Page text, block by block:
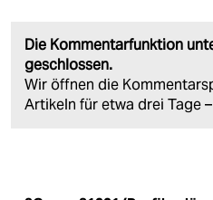
Die Kommentarfunktion
geschlossen.
Wir öffnen die
Artikeln für etwa drei Tage –